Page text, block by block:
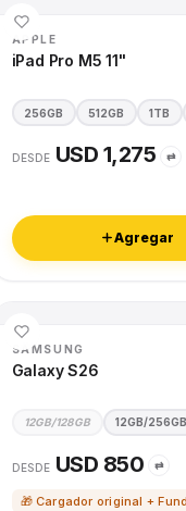
APPLE
iPad Pro M5 11"
256GB 512GB 1TB
DESDE USD 1,275 ⇄
Agregar
SAMSUNG
Galaxy S26
12GB/128GB 12GB/256GB
DESDE USD 850 ⇄
🎁 Cargador original +